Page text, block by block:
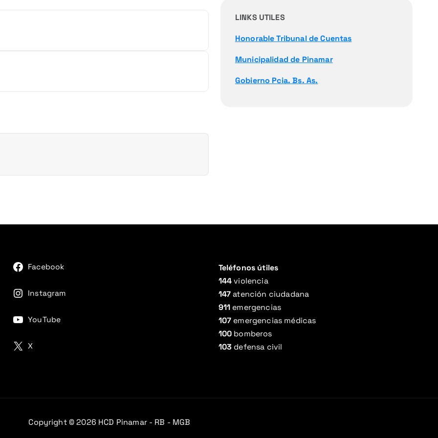
LINKS UTILES
Honorable Tribunal de Cuentas
Municipalidad de Pinamar
Gobierno Pcia. Bs. As.
Facebook
Instagram
YouTube
X
Teléfonos útiles
144violencia
147atención ciudadana
911 emergencias
107 emergencias médicas
100 bomberos
103 defensa civil
Copyright © 2026 HCD Pinamar - RB - MGB